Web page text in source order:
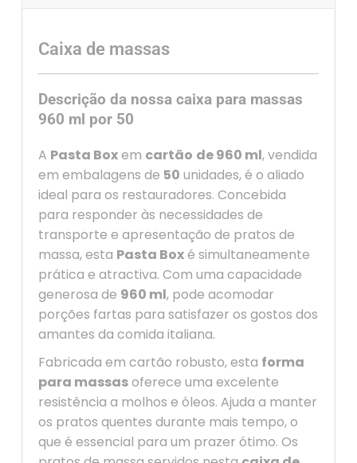
Caixa de massas
Descrição da nossa caixa para massas
960 ml por 50
A Pasta Boxem cartão de 960 ml, vendida
em embalagens de 50 unidades, é o aliado
ideal para os restauradores. Concebida
para responder às necessidades de
transporte e apresentação de pratos de
massa, esta Pasta Boxé simultaneamente
prática e atractiva. Com uma capacidade
generosa de 960 ml, pode acomodar
porções fartas para satisfazer os gostos dos
amantes da comida italiana.
Fabricada em cartão robusto, esta forma
para massasoferece uma excelente
resistência a molhos e óleos. Ajuda a manter
os pratos quentes durante mais tempo, o
que é essencial para um prazer ótimo. Os